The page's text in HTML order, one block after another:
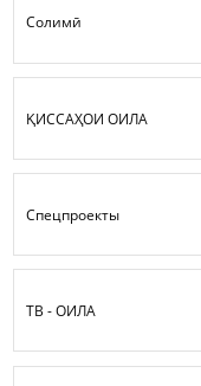
Солимӣ
ҚИССАҲОИ ОИЛА
Спецпроекты
ТВ - ОИЛА